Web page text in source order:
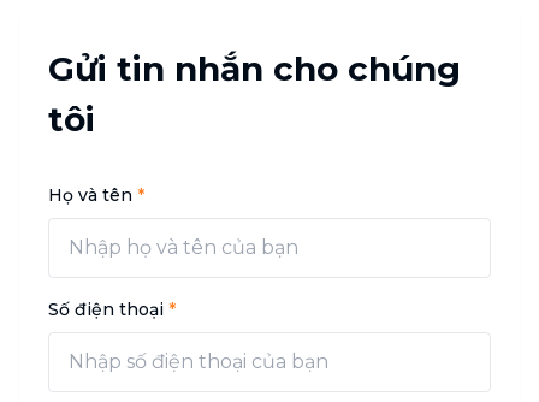
Gửi tin nhắn cho chúng
tôi
Họ và tên *
Số điện thoại *